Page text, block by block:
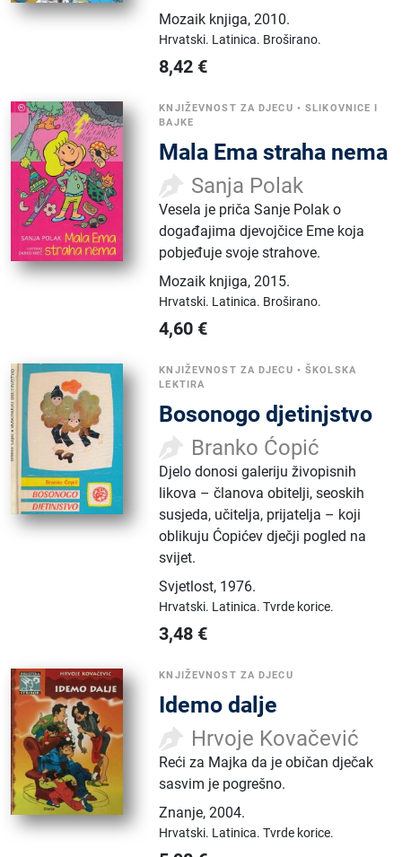
Mozaik knjiga,2010.
Hrvatski. Latinica. Broširano.
8,42 €
KNJIŽEVNOST ZA DJECU •SLIKOVNICE I
BAJKE
Mala Ema straha nema
Sanja Polak
Vesela je priča Sanje Polak o
događajima djevojčice Eme koja
pobjeđuje svoje strahove.
Mozaik knjiga,2015.
Hrvatski. Latinica. Broširano.
4,60 €
KNJIŽEVNOST ZA DJECU •ŠKOLSKA
LEKTIRA
Bosonogo djetinjstvo
Branko Ćopić
Djelo donosi galeriju živopisnih
likova – članova obitelji, seoskih
susjeda, učitelja, prijatelja – koji
oblikuju Ćopićev dječji pogled na
svijet.
Svjetlost, 1976.
Hrvatski. Latinica.Tvrde korice.
3,48 €
KNJIŽEVNOST ZA DJECU
Idemo dalje
Hrvoje Kovačević
Reći za Majka da je običan dječak
sasvim je pogrešno.
Znanje,2004.
Hrvatski. Latinica.Tvrde korice.